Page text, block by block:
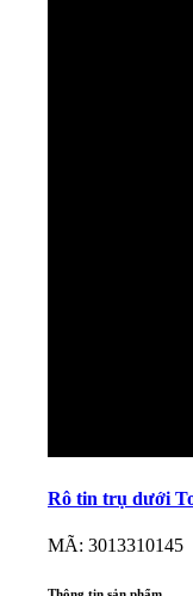
Rô tin trụ dưới
MÃ: 3013310145